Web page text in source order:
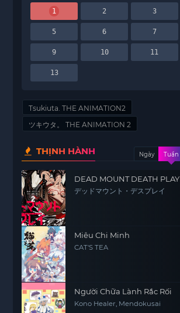
1 2 3
5 6 7
9 10 11
13
Tsukiuta. THE ANIMATION2
ツキウタ。 THE ANIMATION 2
THỊNH HÀNH Ngày Tuần
DEAD MOUNT DEATH PLAY
デッドマウント・デスプレイ
Miêu Chi Minh
CAT'S TEA
Người Chữa Lành Rắc Rối
Kono Healer, Mendokusai